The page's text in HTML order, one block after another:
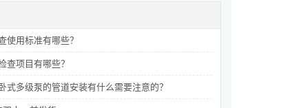
使用标准有哪些？
查项目有哪些？
式多级泵的管道安装有什么需要注意的？